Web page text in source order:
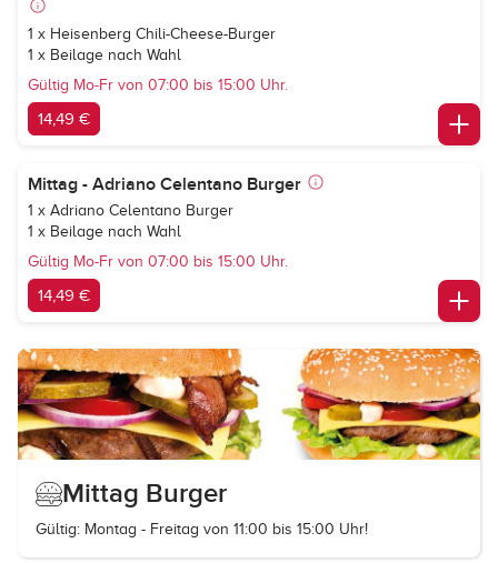
1 x Heisenberg Chili-Cheese-Burger
1 x Beilage nach Wahl
Gültig Mo-Fr von 07:00 bis 15:00 Uhr.
14,49 €
Mittag - Adriano Celentano Burger
1 x Adriano Celentano Burger
1 x Beilage nach Wahl
Gültig Mo-Fr von 07:00 bis 15:00 Uhr.
14,49 €
Mittag Burger
Gültig: Montag - Freitag von 11:00 bis 15:00 Uhr!